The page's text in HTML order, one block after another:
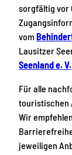
sorgfältig vor
vom
Lausitzer
Seenland e. V.
Für alle
touristischen
Wir
jeweiligen